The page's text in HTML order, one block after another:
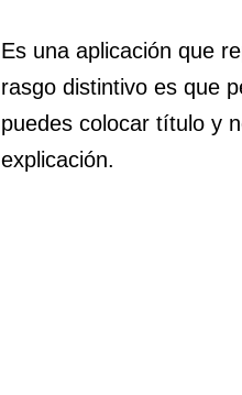
Es una aplicación que
rasgo distintivo es que
puedes colocar título y
explicación.